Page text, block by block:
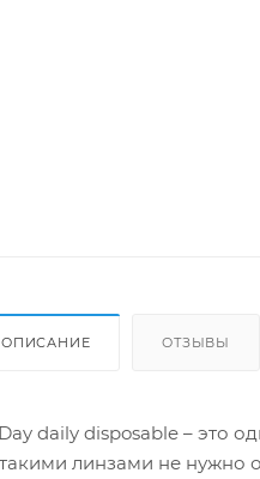
ОПИСАНИЕ ОТЗЫВЫ
daily disposable – это
линзами не нужно